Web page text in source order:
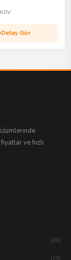
Detay Gör
ve hızlı
(89)